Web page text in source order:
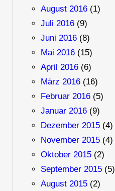
August 2016(1)
Juli 2016(9)
Juni 2016(8)
Mai 2016(15)
April 2016(6)
März 2016(16)
Februar 2016(5)
Januar 2016(9)
Dezember 2015(4)
November 2015(4)
Oktober 2015(2)
September 2015(5)
August 2015(2)